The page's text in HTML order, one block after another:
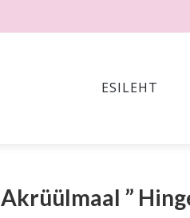
ESILEHT
Akrüülmaal ”